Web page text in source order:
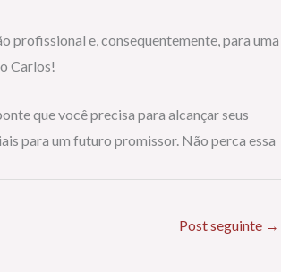
profissional e, consequentemente, para uma
Carlos!
que você precisa para alcançar seus
para um futuro promissor. Não perca essa
Post seguinte →